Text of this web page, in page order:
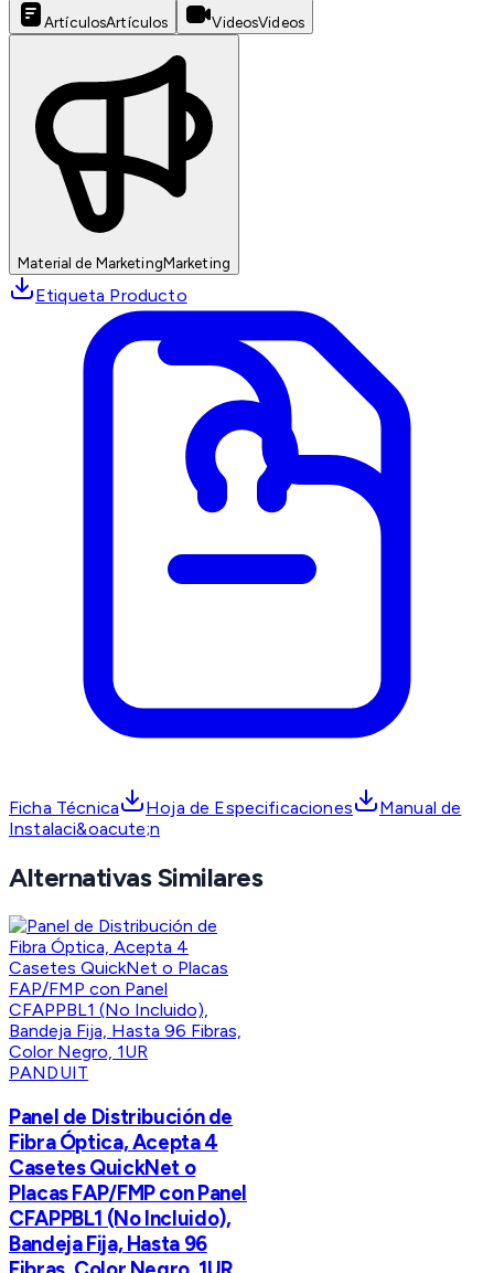
ArtículosArtículos VideosVideos
Material de MarketingMarketing
Etiqueta Producto
Ficha Técnica Hoja de Especificaciones
Manual de
Instalaci&oacute;n
Alternativas Similares
PANDUIT
Panel de Distribución de
Fibra Óptica, Acepta 4
Casetes QuickNet o
Placas FAP/FMP con Panel
CFAPPBL1 (No Incluido),
Bandeja Fija, Hasta 96